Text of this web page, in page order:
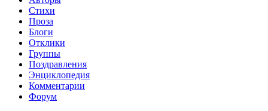
Стихи
Проза
Блоги
Отклики
Группы
Поздравления
Энциклопедия
Комментарии
Форум